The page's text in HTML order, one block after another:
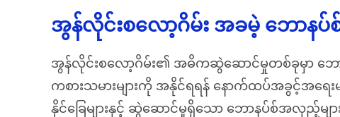
အွန်လိုင်းစလော့ဂိမ်း အခမဲ့ ဘောနပ်စ်
အွန်လိုင်းစလော့ဂိမ်း၏ အဓိကဆွဲဆောင်မှုတစ်ခုမှာ ဘောန
ကစားသမားများကို အနိုင်ရရန် နောက်ထပ်အခွင့်အရေး
နိုင်ခြေများနှင့် ဆွဲဆောင်မှုရှိသော ဘောနပ်စ်အလှည့်မျ